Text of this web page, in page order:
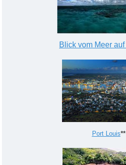
Blick vom Meer auf
Port Louis**